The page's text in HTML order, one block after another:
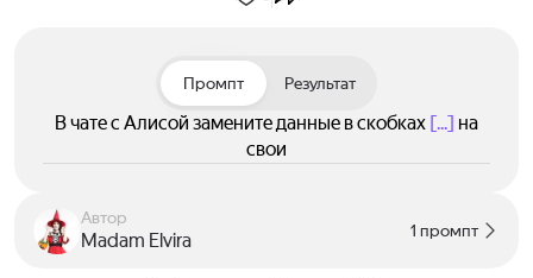
Промпт Результат
В чате с Алисой замените данные в скобках [...] на
свои
Автор
Madam Elvira 1 промпт